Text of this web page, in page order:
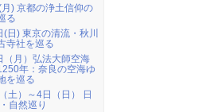
) 京都の浄土信仰の
る
日) 東京の清流・秋川
寺社を巡る
（月）弘法大師空海
年：奈良の空海ゆ
を巡る
土）～4日（日） 日
自然巡り